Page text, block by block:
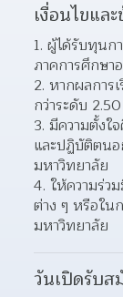
เงื่อนไขแล
ผู้ได้รับทุนก
ภาคการศึกษ
หากผลการ
กว่าระดับ
มีความตั้งใ
และปฏิบัติตน
มหาวิทยาลัย
ให้ความร่ว
ต่าง ๆ หรือใน
มหาวิทยาลัย
วันเปิดรับส